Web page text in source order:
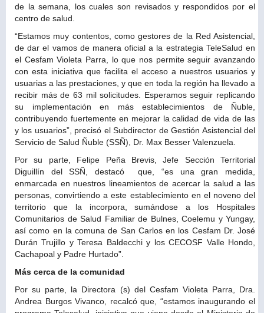
de la semana, los cuales son revisados y respondidos por el
centro de salud.
“Estamos muy contentos, como gestores de la Red Asistencial,
de dar el vamos de manera oficial a la estrategia TeleSalud en
el Cesfam Violeta Parra, lo que nos permite seguir avanzando
con esta iniciativa que facilita el acceso a nuestros usuarios y
usuarias a las prestaciones, y que en toda la región ha llevado a
recibir más de 63 mil solicitudes. Esperamos seguir replicando
su implementación en más establecimientos de Ñuble,
contribuyendo fuertemente en mejorar la calidad de vida de las
y los usuarios”, precisó el Subdirector de Gestión Asistencial del
Servicio de Salud Ñuble (SSÑ), Dr. Max Besser Valenzuela.
Por su parte, Felipe Peña Brevis, Jefe Sección Territorial
Diguillín del SSÑ, destacó que, “es una gran medida,
enmarcada en nuestros lineamientos de acercar la salud a las
personas, convirtiendo a este establecimiento en el noveno del
territorio que la incorpora, sumándose a los Hospitales
Comunitarios de Salud Familiar de Bulnes, Coelemu y Yungay,
así como en la comuna de San Carlos en los Cesfam Dr. José
Durán Trujillo y Teresa Baldecchi y los CECOSF Valle Hondo,
Cachapoal y Padre Hurtado”.
Más cerca de la comunidad
Por su parte, la Directora (s) del Cesfam Violeta Parra, Dra.
Andrea Burgos Vivanco, recalcó que, “estamos inaugurando el